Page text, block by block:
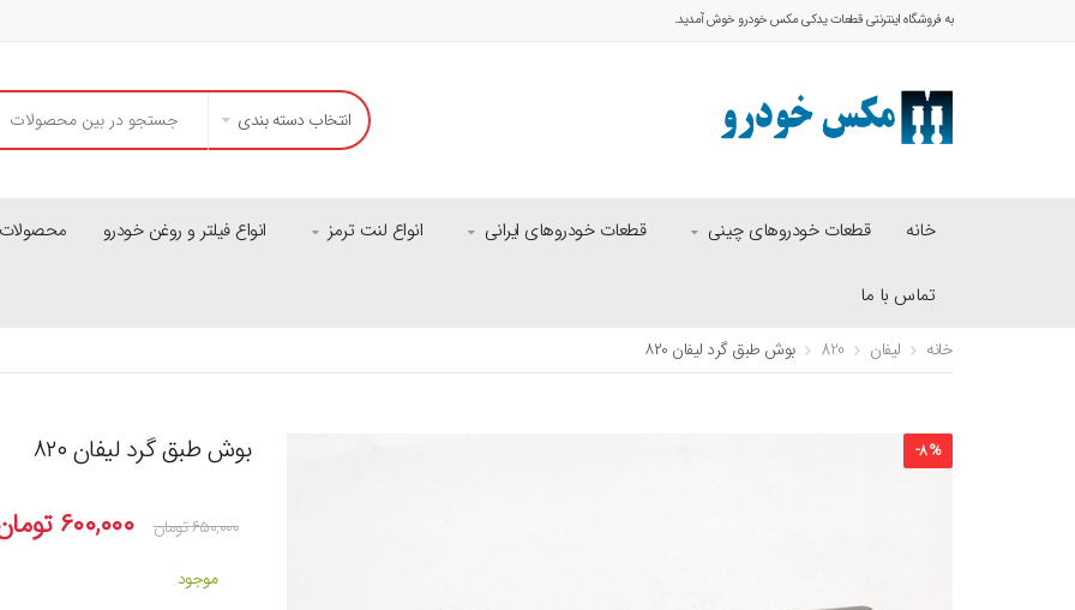
به فروشگاه اینترنتی قطعات یدکی مکس خودرو خوش آمدید.
انتخاب دسته بندی
خانه قطعات خودروهای چینی قطعات خودروهای ایرانی انواع لنت ترمز انواع فیلتر و روغن خودرو محصولات
تماس با ما
خانه لیفان 820 بوش طبق گرد لیفان ۸۲۰
-8% بوش طبق گرد لیفان ۸۲۰
۶۵۰,۰۰۰تومان ۶۰۰,۰۰۰
موجود